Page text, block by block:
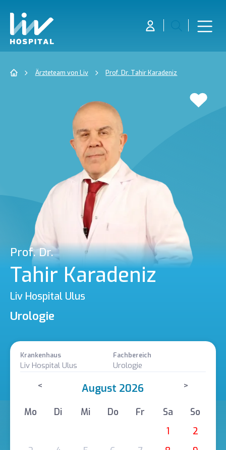
Ärzteteam von Liv Prof. Dr. Tahir Karadeniz
Prof. Dr.
Tahir Karadeniz
Liv Hospital Ulus
Urologie
Krankenhaus
Liv Hospital Ulus
Fachbereich
Urologie
< August 2026 >
Mo Di Mi Do Fr Sa
So
1
2